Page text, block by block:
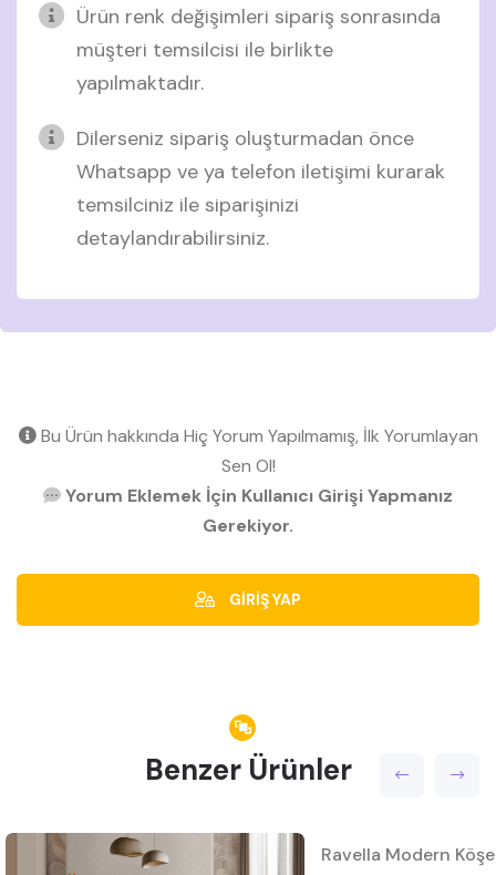
Ürün renk değişimleri sipariş sonrasında
müşteri temsilcisi ile birlikte
yapılmaktadır.
Dilerseniz sipariş oluşturmadan önce
Whatsapp ve ya telefon iletişimi kurarak
temsilciniz ile siparişinizi
detaylandırabilirsiniz.
Bu Ürün hakkında Hiç Yorum Yapılmamış, İlk Yorumlayan
Sen Ol!
Yorum Eklemek İçin Kullanıcı Girişi Yapmanız
Gerekiyor.
GİRİŞ YAP
Benzer Ürünler